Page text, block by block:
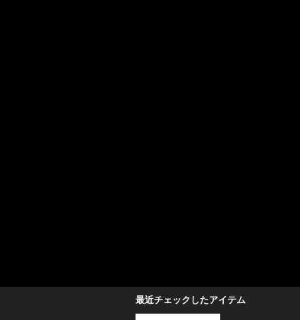
最近チェックしたアイテム